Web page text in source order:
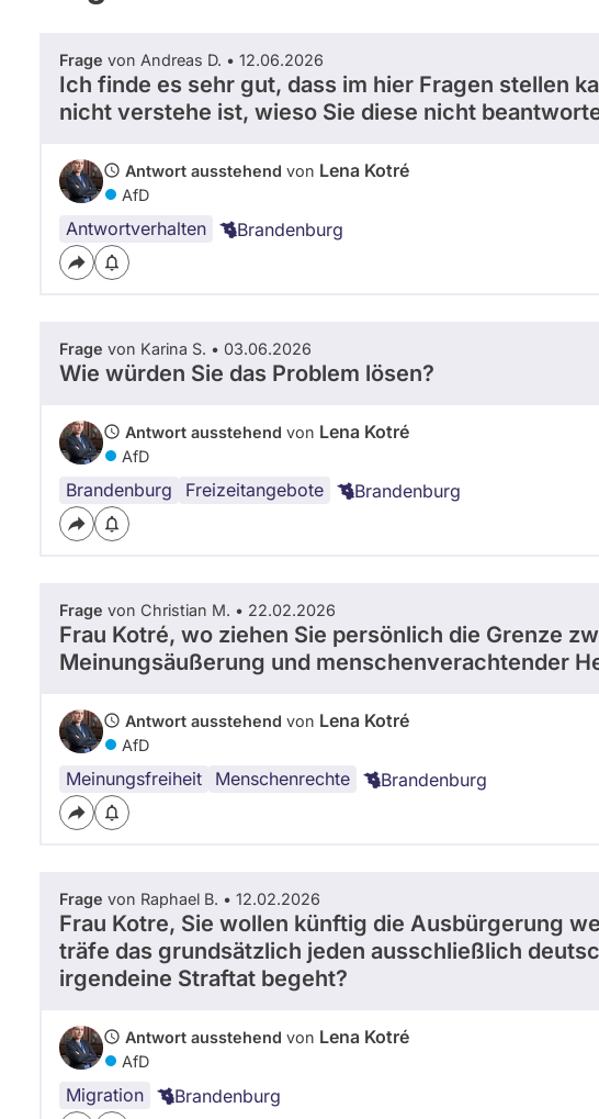
t
r
e
e
Frage von Andreas D. • 12.06.2026
Ich finde es sehr gut, dass im hier Fragen stellen
nicht verstehe ist, wieso Sie diese nicht
Antwort ausstehend von Lena Kotré
AfD
Antwortverhalten Brandenburg
Frage von Karina S. • 03.06.2026
Wie würden Sie das Problem lösen?
Antwort ausstehend von Lena Kotré
AfD
Brandenburg Freizeitangebote Brandenburg
Frage von Christian M. • 22.02.2026
Frau Kotré, wo ziehen Sie persönlich die Grenze
Meinungsäußerung und menschenverachtender
Antwort ausstehend von Lena Kotré
AfD
Meinungsfreiheit Menschenrechte Brandenburg
Frage von Raphael B. • 12.02.2026
Frau Kotre, Sie wollen künftig die Ausbürgerung
träfe das grundsätzlich jeden ausschließlich
irgendeine Straftat begeht?
Antwort ausstehend von Lena Kotré
AfD
Migration Brandenburg